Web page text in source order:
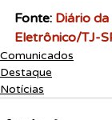
Fonte: Diário da
Eletrônico/TJ-
Comunicados
Destaque
Notícias